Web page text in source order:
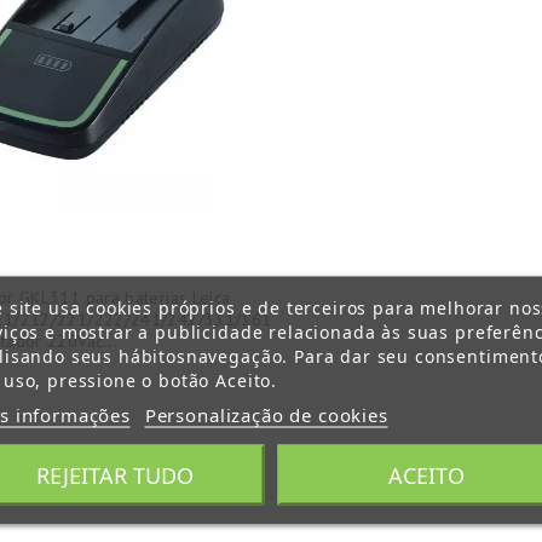
GKL311 para baterias Leica
212/221/222/241/242/331/361
220Vac...
1-1 de um total de 1 artigo(s)
site usa cookies próprios e de terceiros para melhorar
e mostrar a publicidade relacionada às suas
seus hábitosnavegação. Para dar seu
pressione o botão Aceito.
informações Personalização de cookies
REJEITAR TUDO ACEITO